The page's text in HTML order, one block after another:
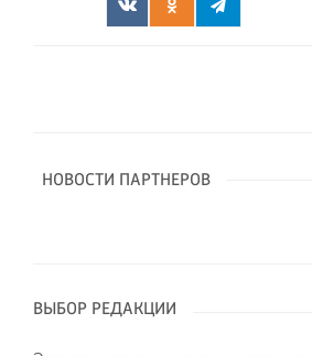
НОВОСТИ ПАРТНЕРОВ
ВЫБОР РЕДАКЦИИ